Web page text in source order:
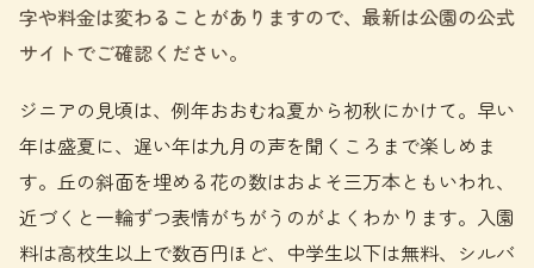
字や料金は変わることがありますので、最新は公園の公式
サイトでご確認ください。
ジニアの見頃は、例年おおむね夏から初秋にかけて。早い
年は盛夏に、遅い年は九月の声を聞くころまで楽しめま
す。丘の斜面を埋める花の数はおよそ三万本ともいわれ、
近づくと一輪ずつ表情がちがうのがよくわかります。入園
料は高校生以上で数百円ほど、中学生以下は無料、シルバ